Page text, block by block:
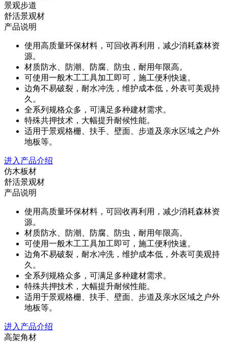
景观步道
舒活景观材
产品说明
使用高质量环保材料，可回收再利用，减少消耗森林资
源。
材质防水、防潮、防腐、防虫，耐用年限高。
可使用一般木工工具加工即可，施工便利快速。
边角不易破裂，耐水冲洗，维护成本低，外表可美观持
久。
全系列规格众多，可满足多种建材需求。
特殊共押技术，大幅提升耐候性能。
适用于景观格栅、扶手、壁面、步道及亲水区域之户外
地板等。
进入产品介绍
仿木板材
舒活景观材
产品说明
使用高质量环保材料，可回收再利用，减少消耗森林资
源。
材质防水、防潮、防腐、防虫，耐用年限高。
可使用一般木工工具加工即可，施工便利快速。
边角不易破裂，耐水冲洗，维护成本低，外表可美观持
久。
全系列规格众多，可满足多种建材需求。
特殊共押技术，大幅提升耐候性能。
适用于景观格栅、扶手、壁面、步道及亲水区域之户外
地板等。
进入产品介绍
高架角材